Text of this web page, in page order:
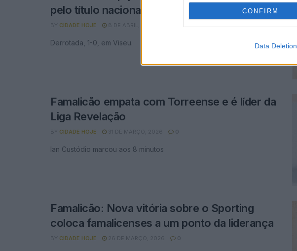
CONFIRM
Data Deletion
pelo título nacional
BY CIDADE HOJE 8 DE ABRIL, 2026
Derrotada, 1-0, em Viseu.
Famalicão empata com Torreense e é líder da
Liga Revelação
BY CIDADE HOJE 31 DE MARÇO, 2026 0
Ian Custódio marcou aos 8 minutos
Famalicão: Nova vitória sobre o Sporting
coloca famalicenses a um ponto da liderança
BY CIDADE HOJE 26 DE MARÇO, 2026 0